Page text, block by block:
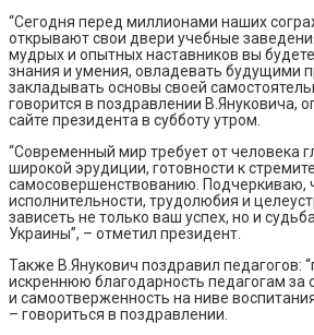
“Сегодня перед миллионами наших
открывают свои двери учебные
мудрых и опытных наставников вы
знания и умения, овладевать будущими
закладывать основы своей
говорится в поздравлении В.Януковича,
сайте президента в субботу утром.
“Современный мир требует от человека
широкой эрудиции, готовности к
самосовершенствованию. Подчеркиваю,
исполнительности, трудолюбия и
зависеть не только ваш успех, но и
Украины”, – отметил президент.
Также В.Янукович поздравил педагогов:
искреннюю благодарность педагогам за
и самоотверженность на ниве
– говориться в поздравлении.